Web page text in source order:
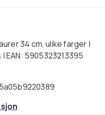
34 cm, ulike farger |
| EAN: 5905323213395